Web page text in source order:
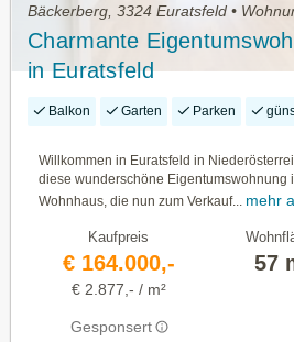
Bäckerberg, 3324 Euratsfeld •
Charmante
in Euratsfeld
Balkon Garten Parken
Willkommen in Euratsfeld in
diese wunderschöne Eigentumswohnung
Wohnhaus, die nun zum Verkauf... mehr
Kaufpreis
€ 164.000,-
€ 2.877,- / m²
Gesponsert
57